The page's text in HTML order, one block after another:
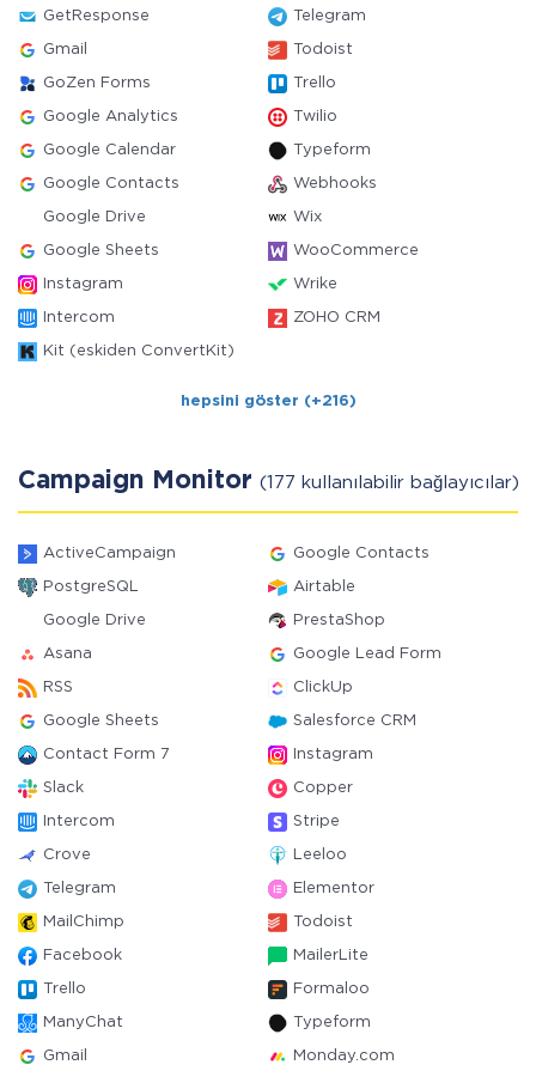
GetResponse Telegram
Gmail Todoist
GoZen Forms Trello
Google Analytics Twilio
Google Calendar Typeform
Google Contacts Webhooks
Google Drive Wix
Google Sheets WooCommerce
Instagram Wrike
Intercom ZOHO CRM
Kit (eskiden ConvertKit)
hepsini göster (+216)
Campaign Monitor (177 kullanılabilir bağlayıcılar)
ActiveCampaign Google Contacts
PostgreSQL Airtable
Google Drive PrestaShop
Asana Google Lead Form
RSS ClickUp
Google Sheets Salesforce CRM
Contact Form 7 Instagram
Slack Copper
Intercom Stripe
Crove Leeloo
Telegram Elementor
MailChimp Todoist
Facebook MailerLite
Trello Formaloo
ManyChat Typeform
Gmail Monday.com